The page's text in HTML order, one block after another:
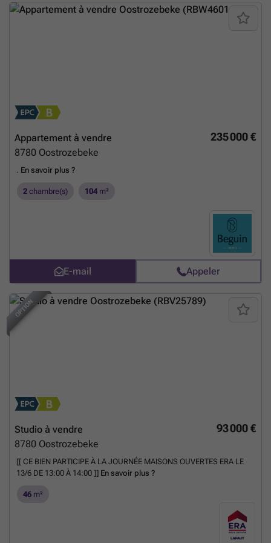
235 000 €
Appartement à vendre
8780 Oostrozebeke
. En savoir plus ?
2 chambre(s) 104 m²
E-mail Appeler
OPTION
93 000 €
Studio à vendre
8780 Oostrozebeke
[[ CE BIEN PARTICIPE À LA JOURNÉE MAISONS OUVERTES ERA LE
13/6 DE 13:00 À 14:00 ]] En savoir plus ?
46 m²